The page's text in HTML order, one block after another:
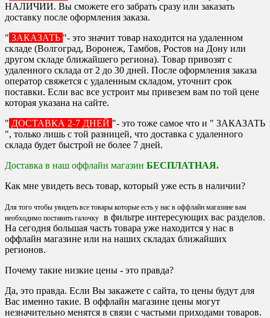
НАЛИЧИИ. Вы сможете его забрать сразу или заказать
доставку после оформления заказа.
" ЗАКАЗАТЬ "- это значит товар находится на удаленном
складе (Волгоград, Воронеж, Тамбов, Ростов на Дону или
другом складе ближайшего региона). Товар привозят с
удаленного склада от 2 до 30 дней. После оформления заказа
оператор свяжется с удаленным складом, уточнит срок
поставки. Если вас все устроит мы привезем вам по той цене
которая указана на сайте.
" ДОСТАВКА 2-7 ДНЕЙ "- это тоже самое что и " ЗАКАЗАТЬ
", только лишь с той разницей, что доставка с удаленного
склада будет быстрой не более 7 дней.
Доставка в наш оффлайн магазин БЕСПЛАТНАЯ.
Как мне увидеть весь товар, который уже есть в наличии?
Для того чтобы увидеть все товары которые есть у нас в оффлайн магазине вам
необходимо поставить галочку в фильтре интересующих вас разделов.
На сегодня большая часть товара уже находится у нас в
оффлайн магазине или на наших складах ближайших
регионов.
Почему такие низкие цены - это правда?
Да, это правда. Если Вы закажете с сайта, то цены будут для
Вас именно такие. В оффлайн магазине цены могут
незначительно менятся в связи с частыми приходами товаров.